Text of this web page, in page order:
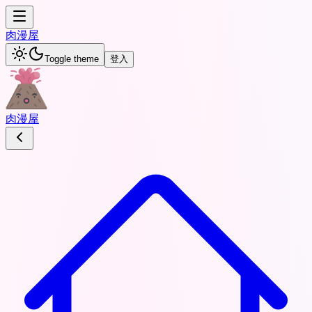
肉漫屋
Toggle theme 登入
肉漫屋